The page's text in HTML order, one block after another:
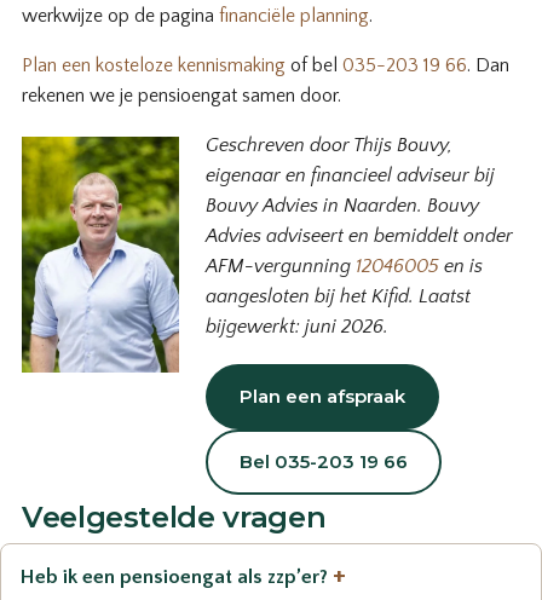
werkwijze op de pagina financiële planning.
Plan een kosteloze kennismaking of bel 035-203 19 66. Dan
rekenen we je pensioengat samen door.
Geschreven door Thijs Bouvy,
eigenaar en financieel adviseur bij
Bouvy Advies in Naarden. Bouvy
Advies adviseert en bemiddelt onder
AFM-vergunning 12046005 en is
aangesloten bij het Kifid. Laatst
bijgewerkt: juni 2026.
Plan een afspraak
Bel 035-203 19 66
Veelgestelde vragen
Heb ik een pensioengat als zzp’er? +